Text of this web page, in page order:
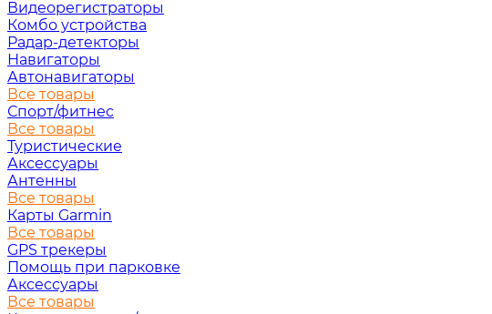
Видеорегистраторы
Комбо устройства
Радар-детекторы
Навигаторы
Автонавигаторы
Все товары
Спорт/фитнес
Все товары
Туристические
Аксессуары
Антенны
Все товары
Карты Garmin
Все товары
GPS трекеры
Помощь при парковке
Аксессуары
Все товары